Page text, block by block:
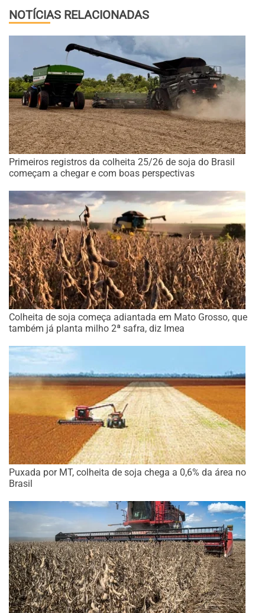
NOTÍCIAS RELACIONADAS
Primeiros registros da colheita 25/26 de soja do Brasil
começam a chegar e com boas perspectivas
Colheita de soja começa adiantada em Mato Grosso, que
também já planta milho 2ª safra, diz Imea
Puxada por MT, colheita de soja chega a 0,6% da área no
Brasil